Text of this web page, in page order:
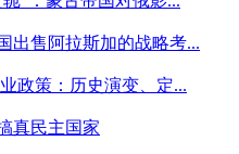
出售阿拉斯加的战略考...
政策：历史演变、定...
真民主国家